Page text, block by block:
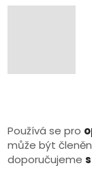
Používá se pro
může být
doporučujeme